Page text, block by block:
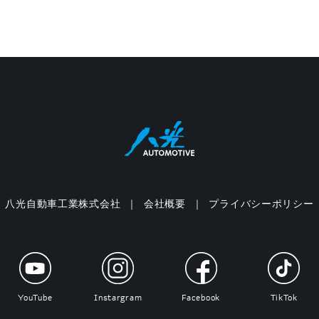
八光自動車工業株式会社 会社概要 プライバシーポリシー
YouTube Instargram Facebook TikTok